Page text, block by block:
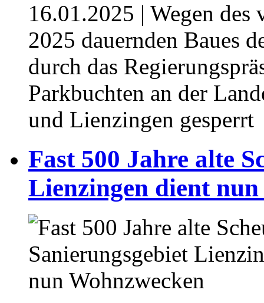
16.01.2025 | Wegen
2025 dauernden Baues
durch das
Parkbuchten an der
und Lienzingen gesperrt
Fast 500 Jahre alte
Lienzingen dient nun